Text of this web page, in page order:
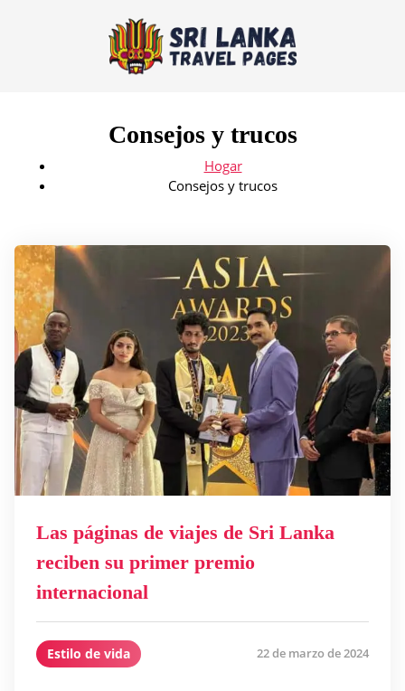
Consejos y trucos
Hogar
Consejos y trucos
Las páginas de viajes de Sri Lanka
reciben su primer premio
internacional
Estilo de vida 22 de marzo de 2024